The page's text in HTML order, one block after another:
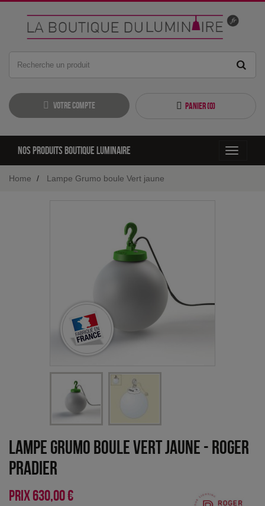
Votre compte Panier (0)
Toggle
Nos produits boutique luminaire
Home Lampe Grumo boule Vert jaune
Lampe Grumo boule Vert jaune - Roger
Pradier
PRIX630,00 €